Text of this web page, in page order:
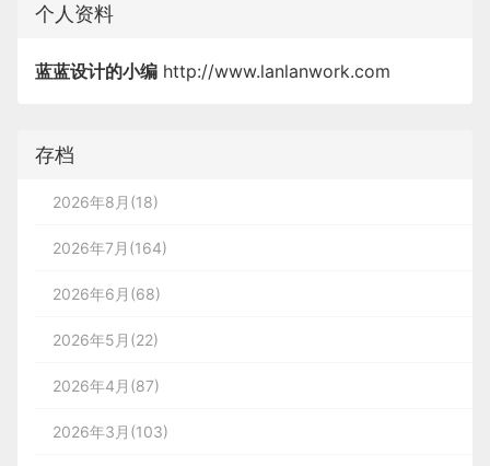
个人资料
蓝蓝设计的小编 http://www.lanlanwork.com
存档
2026年8月(18)
2026年7月(164)
2026年6月(68)
2026年5月(22)
2026年4月(87)
2026年3月(103)